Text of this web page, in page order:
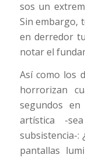
sos un
Sin embargo,
en derredor
notar el
Así como los
horrorizan
segundos
artística -
subsistencia-:
pantallas